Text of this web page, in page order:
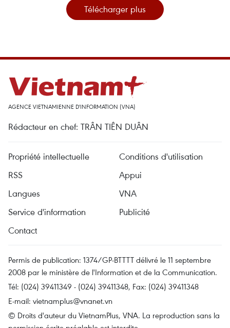
Télécharger plus
AGENCE VIETNAMIENNE D'INFORMATION (VNA)
Rédacteur en chef: TRÂN TIÊN DUÂN
Propriété intellectuelle
Conditions d'utilisation
RSS
Appui
Langues
VNA
Service d'information
Publicité
Contact
Permis de publication: 1374/GP-BTTTT délivré le 11 septembre
2008 par le ministère de l'Information et de la Communication.
Tél: (024) 39411349 - (024) 39411348, Fax: (024) 39411348
E-mail: vietnamplus@vnanet.vn
© Droits d'auteur du VietnamPlus, VNA. La reproduction sans la